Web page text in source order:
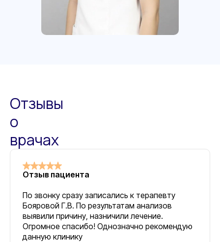
Отзывы
о
врачах
Отзыв пациента
По звонку сразу записались к терапевту
Бояровой Г.В. По результатам анализов
выявили причину, назничили лечение.
Огромное спасибо! Однозначно рекомендую
данную клинику